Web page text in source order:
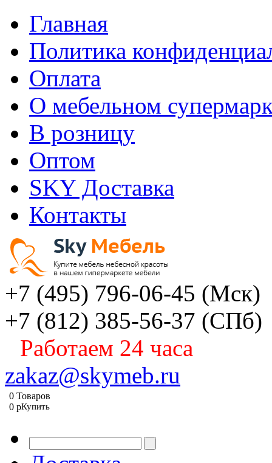
Главная
Политика
Оплата
О мебельном
В розницу
Оптом
SKY Доставка
Контакты
+7 (495) 796-06-45 (Мск)
+7 (812) 385-56-37 (СПб)
Работаем 24 часа
zakaz@skymeb.ru
0 Товаров
0 pКупить